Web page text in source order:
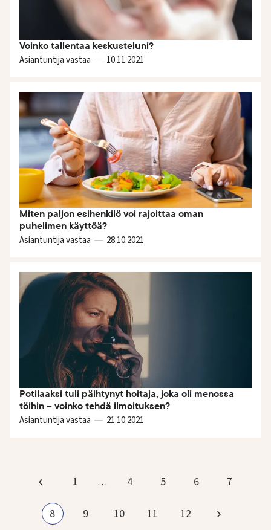
Voinko tallentaa keskusteluni?
Asiantuntija vastaa 10.11.2021
Miten paljon esihenkilö voi rajoittaa oman
puhelimen käyttöä?
Asiantuntija vastaa 28.10.2021
Potilaaksi tuli päihtynyt hoitaja, joka oli menossa
töihin – voinko tehdä ilmoituksen?
Asiantuntija vastaa 21.10.2021
Edellinen
sivu
1 … Sivu
4
Sivu
5
Sivu
6
Sivu
7
Tämänhetkinen
8
Sivu
9
Sivu
10
Sivu
11
Sivu
12
Seuraava